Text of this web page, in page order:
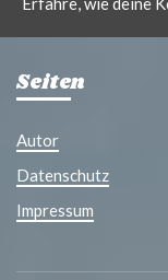
Seiten
Autor
Datenschutz
Impressum